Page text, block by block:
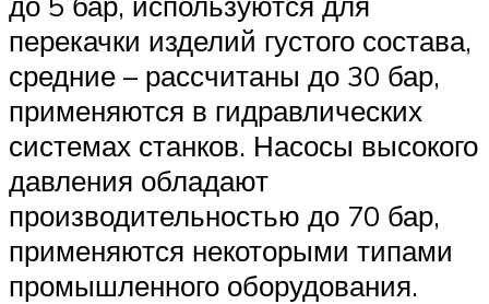
перекачки изделий густого состава,
средние – рассчитаны до 30 бар,
применяются в гидравлических
системах станков. Насосы высокого
давления обладают
производительностью до 70 бар,
применяются некоторыми типами
промышленного оборудования.